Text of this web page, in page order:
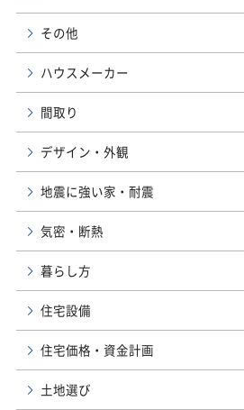
その他
ハウスメーカー
間取り
デザイン・外観
地震に強い家・耐震
気密・断熱
暮らし方
住宅設備
住宅価格・資金計画
土地選び